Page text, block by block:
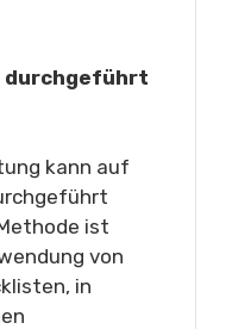
durchgeführt
kann auf
ist
von
in